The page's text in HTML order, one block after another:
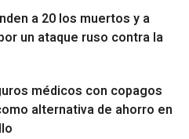
a 20 los muertos y a
un ataque ruso contra la
médicos con copagos
alternativa de ahorro en